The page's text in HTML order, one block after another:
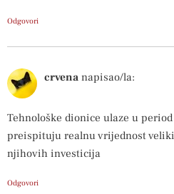
Odgovori
crvena napisao/la:
Tehnološke dionice ulaze u
preispituju realnu vrijednost
njihovih investicija
Odgovori